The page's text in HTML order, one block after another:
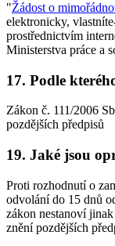
"Žádost o
elektronicky,
prostřednictvím
Ministerstva práce a
17. Podle
Zákon č. 111/2006
pozdějších předpisů
19. Jaké jsou
Proti rozhodnutí o
odvolání do 15 dnů
zákon nestanoví
znění pozdějších